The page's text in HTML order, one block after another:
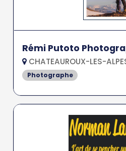
Rémi Putoto
CHATEAUROUX-LES-
Photographe